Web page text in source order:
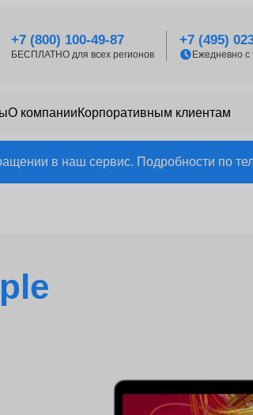
+7 (800) 100-49-87
БЕСПЛАТНО для всех регионов
+7 (495)
Ежедневно с
О компанииКорпоративным клиентам
в наш сервис. Подробности по